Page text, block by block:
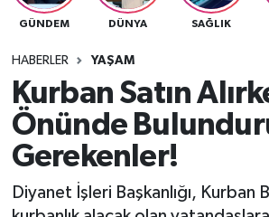
GÜNDEM DÜNYA SAĞLIK
HABERLER YAŞAM
Kurban Satın
Önünde
Gerekenler!
Diyanet İşleri Başkanlığı, Kurban
Ekonomi
Güncel
Gündem
Magazin
Politika
Trafik Durumu
Süper Lig Puan Durumu ve
Tüm Manşetler
Son Dakika Haberleri
Haber Arşivi